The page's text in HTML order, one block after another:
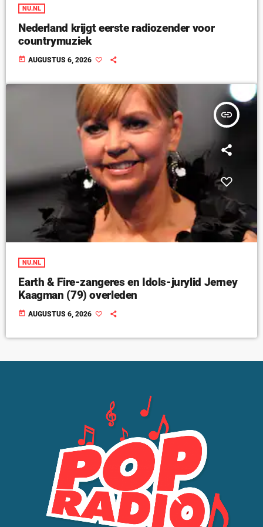
NU.NL
Nederland krijgt eerste radiozender voor
countrymuziek
today AUGUSTUS 6, 2026
insert_link
NU.NL
Earth & Fire-zangeres en Idols-jurylid Jerney
Kaagman (79) overleden
today AUGUSTUS 6, 2026